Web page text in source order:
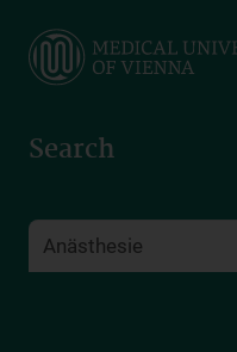
main
Search